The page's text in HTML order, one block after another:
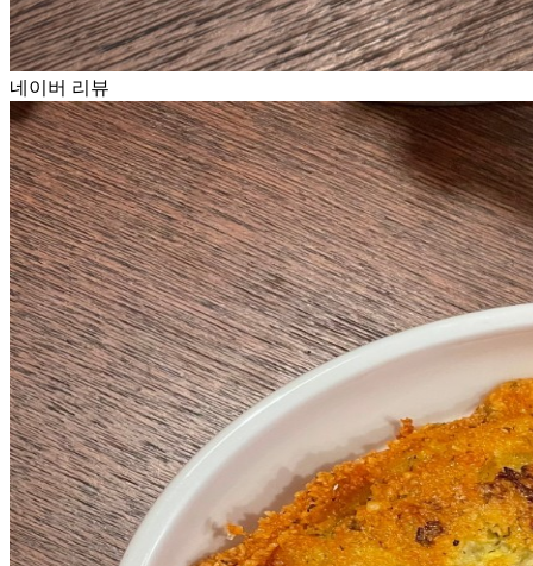
네이버 리뷰